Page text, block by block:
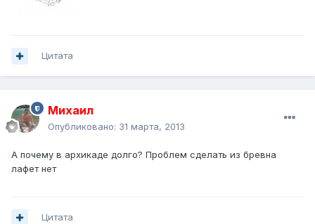
Цитата
Михаил
Опубликовано: 31 марта, 2013
А почему в архикаде долго? Проблем сделать из бревна
лафет нет
Цитата